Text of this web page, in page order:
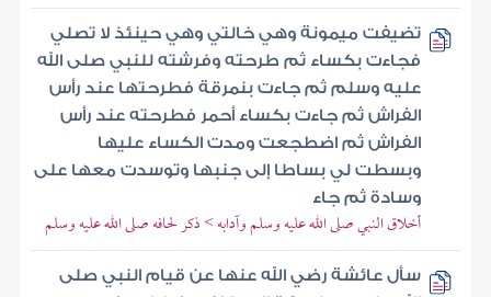
تضيفت ميمونة وهي خالتي وهي حينئذ لا تصلي
فجاءت بكساء ثم طرحته وفرشته للنبي صلى الله
عليه وسلم ثم جاءت بنمرقة فطرحتها عند رأس
الفراش ثم جاءت بكساء أحمر فطرحته عند رأس
الفراش ثم اضطجعت ومدت الكساء عليها
وبسطت لي بساطا إلى جنبها وتوسدت معها على
وسادة ثم جاء
أخلاق النبي صلى الله عليه وسلم وآدابه > ذكر لحافه صلى الله عليه وسلم
سأل عائشة رضي الله عنها عن قيام النبي صلى